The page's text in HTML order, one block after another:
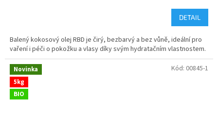
DETAIL
Balený kokosový olej RBD je čirý, bezbarvý a bez vůně, ideální pro
vaření i péči o pokožku a vlasy díky svým hydratačním vlastnostem.
Novinka
5kg
BIO
Kód: 00845-1